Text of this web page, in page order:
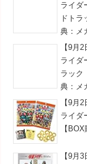
ライダ
ドト
典：メ
【9月
ライダ
ラック
典：メ
【9月
ライダ
【
【9月